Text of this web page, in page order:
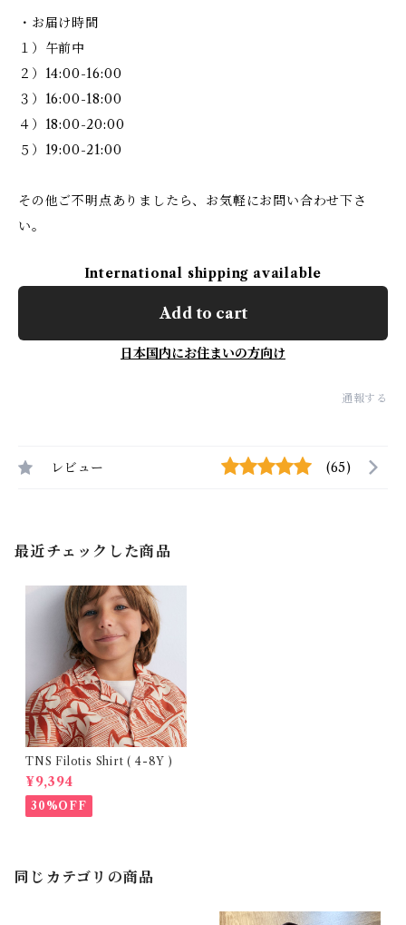
・お届け時間
１）午前中
２）14:00-16:00
３）16:00-18:00
４）18:00-20:00
５）19:00-21:00
その他ご不明点ありましたら、お気軽にお問い合わせ下さ
い。
International shipping available
Add to cart
日本国内にお住まいの方向け
通報する
レビュー (65)
最近チェックした商品
TNS Filotis Shirt ( 4-8Y )
¥9,394
30%OFF
同じカテゴリの商品